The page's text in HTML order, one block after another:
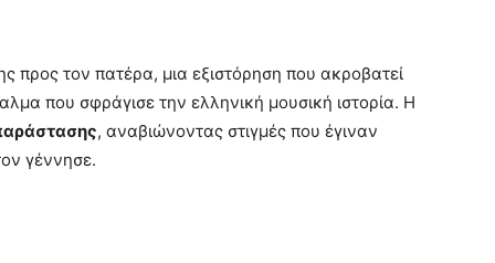
προς τον πατέρα, μια εξιστόρηση που ακροβατεί
που σφράγισε την ελληνική μουσική ιστορία. Η
, αναβιώνοντας στιγμές που έγιναν
γέννησε.